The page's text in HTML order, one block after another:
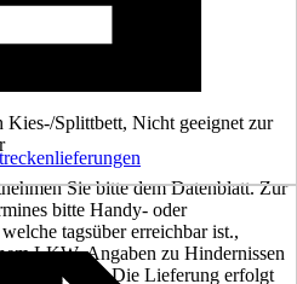
Kies-/Splittbett, Nicht geeignet zur
Sie bitte dem Datenblatt. Zur
bitte Handy- oder
tagsüber erreichbar ist.,
LKW, Angaben zu Hindernissen
hilfreich!, Die Lieferung erfolgt